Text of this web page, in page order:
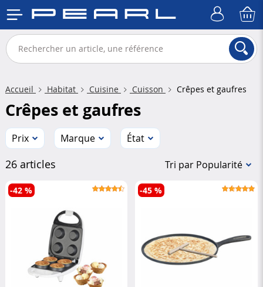
Accueil Habitat Cuisine Cuisson Crêpes et gaufres
Crêpes et gaufres
Prix Marque État
26 articles Tri par Popularité
-42 % -45 %